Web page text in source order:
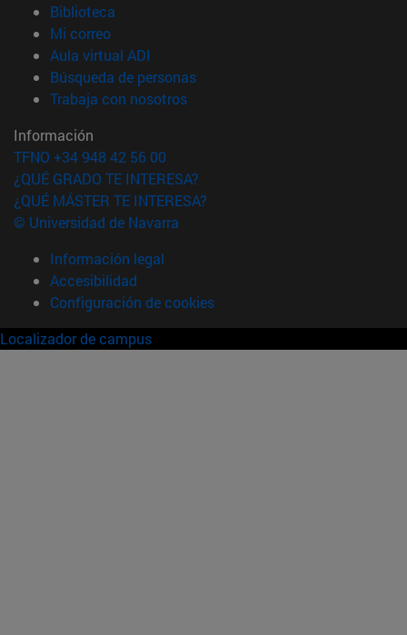
Biblioteca
Mi correo(abre en nueva ventana)
Aula virtual ADI
Búsqueda de personas(abre en nueva ventana)
Trabaja con nosotros(abre en nueva ventana)
Información
TFNO +34 948 42 56 00
¿QUÉ GRADO TE INTERESA?
¿QUÉ MÁSTER TE INTERESA?
© Universidad de Navarra
Información legal
Accesibilidad
Configuración de cookies
Localizador de campus